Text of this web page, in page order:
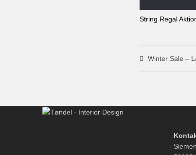
String Regal
Winter Sale –